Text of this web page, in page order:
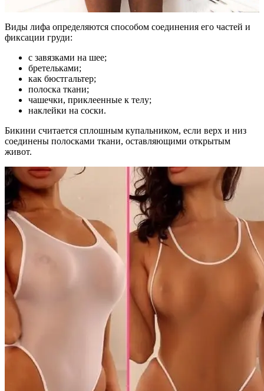
Виды лифа определяются способом соединения его частей и
фиксации груди:
с завязками на шее;
бретельками;
как бюстгальтер;
полоска ткани;
чашечки, приклеенные к телу;
наклейки на соски.
Бикини считается сплошным купальником, если верх и низ
соединены полосками ткани, оставляющими открытым
живот.